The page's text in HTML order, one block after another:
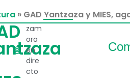
» GAD Yantzaza y MIES,
zam
ora
en
dire
cto